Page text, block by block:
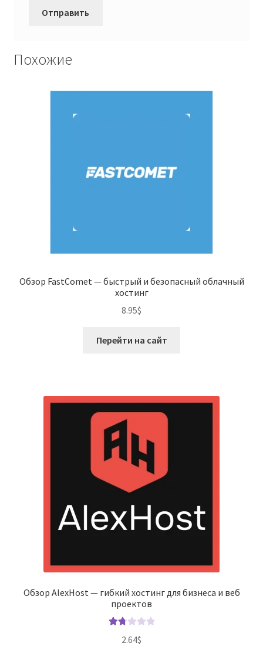
Похожие
Обзор FastComet — быстрый и безопасный облачный
хостинг
8.95$
Перейти на сайт
Обзор AlexHost — гибкий хостинг для бизнеса и веб
проектов
2.64$